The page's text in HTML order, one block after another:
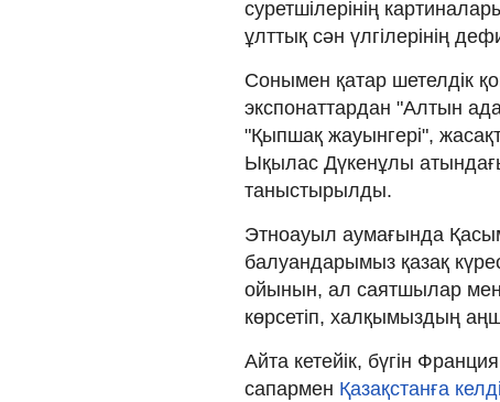
суретшілерінің
ұлттық сән үлгілерінің
Сонымен қатар шетелдік
экспонаттардан "Алтын
"Қыпшақ жауынгері",
Ықылас Дүкенұлы
таныстырылды.
Этноауыл аумағында
балуандарымыз қазақ
ойынын, ал саятшылар мен
көрсетіп, халқымыздың
Айта кетейік, бүгін
сапармен Қазақстанға